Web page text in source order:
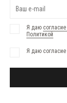
Я даю
Политикой
Я даю